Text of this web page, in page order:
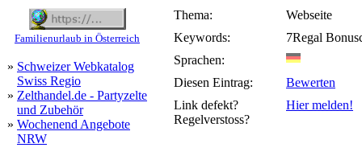
Familienurlaub in Österreich
» Schweizer Webkatalog
Swiss Regio
» Zelthandel.de - Partyzelte
und Zubehör
» Wochenend Angebote
NRW
Thema:
Webseite
Keywords:
7Regal
Sprachen:
Diesen Eintrag:
Bewerten
Link defekt?
Regelverstoss?
Hier melden!